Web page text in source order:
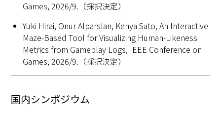
Games, 2026/9.（採択決定）
Yuki Hirai, Onur Alparslan, Kenya Sato, An Interactive
Maze-Based Tool for Visualizing Human-Likeness
Metrics from Gameplay Logs, IEEE Conference on
Games, 2026/9.（採択決定）
国内シンポジウム